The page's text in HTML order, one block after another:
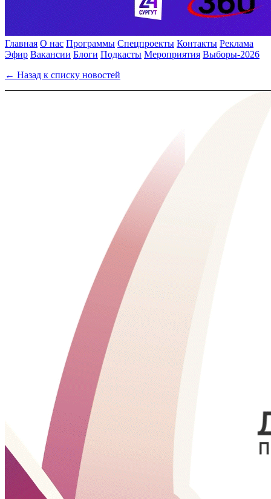
Главная О нас Программы Спецпроекты Контакты Реклама
Эфир Вакансии Блоги Подкасты Мероприятия Выборы-2026
← Назад к списку новостей